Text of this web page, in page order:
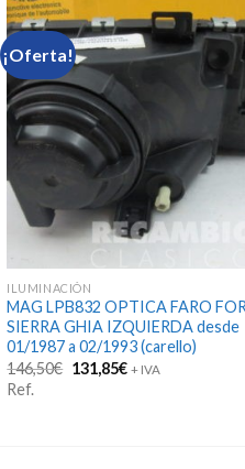
¡Oferta!
ILUMINACIÓN
MAG LPB832 OPTICA FARO
SIERRA GHIA IZQUIERDA desde
01/1987 a 02/1993 (carello)
146,50€ El
precio
131,85€El+ IVA
Ref.